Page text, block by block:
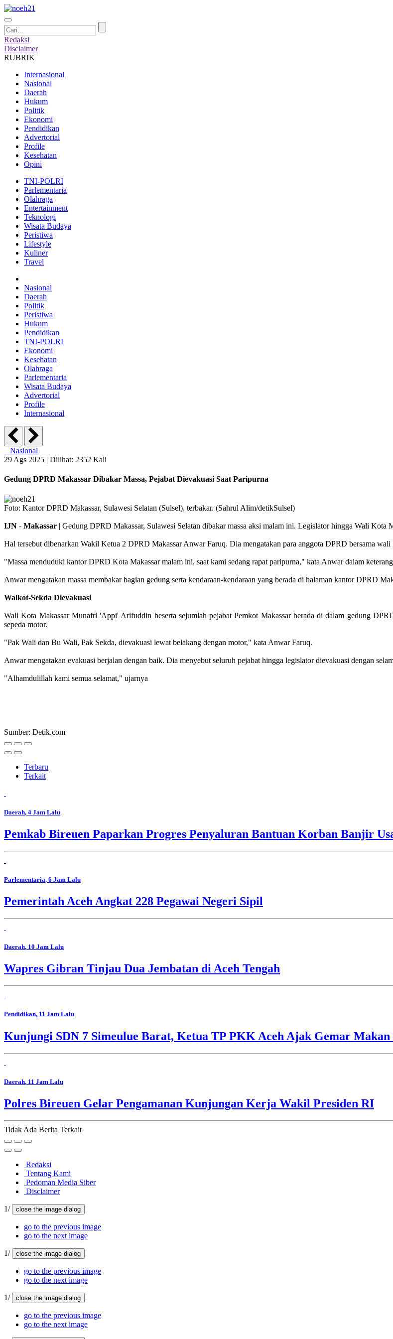
Redaksi
Disclaimer
RUBRIK
Internasional
Nasional
Daerah
Hukum
Politik
Ekonomi
Pendidikan
Advertorial
Profile
Kesehatan
Opini
TNI-POLRI
Parlementaria
Olahraga
Entertainment
Teknologi
Wisata Budaya
Peristiwa
Lifestyle
Kuliner
Travel
Nasional
Daerah
Politik
Peristiwa
Hukum
Pendidikan
TNI-POLRI
Ekonomi
Kesehatan
Olahraga
Parlementaria
Wisata Budaya
Advertorial
Profile
Internasional
Nasional
29 Ags 2025 | Dilihat: 2352 Kali
Gedung DPRD Makassar Dibakar Massa, Pejabat Dievakuasi Saat Paripurna
Foto: Kantor DPRD Makassar, Sulawesi Selatan (Sulsel), terbakar. (Sahrul Alim/detikSulsel)
IJN - Makassar | Gedung DPRD Makassar, Sulawesi Selatan dibakar massa aksi malam ini. Legislator hingga Wali
Hal tersebut dibenarkan Wakil Ketua 2 DPRD Makassar Anwar Faruq. Dia mengatakan para anggota DPRD bersama
"Massa menduduki kantor DPRD Kota Makassar malam ini, saat kami sedang rapat paripurna," kata Anwar dalam
Anwar mengatakan massa membakar bagian gedung serta kendaraan-kendaraan yang berada di halaman kantor DPRD
Walkot-Sekda Dievakuasi
Wali Kota Makassar Munafri 'Appi' Arifuddin beserta sejumlah pejabat Pemkot Makassar berada di dalam gedung
sepeda motor.
"Pak Wali dan Bu Wali, Pak Sekda, dievakuasi lewat belakang dengan motor," kata Anwar Faruq.
Anwar mengatakan evakuasi berjalan dengan baik. Dia menyebut seluruh pejabat hingga legislator dievakuasi dengan
"Alhamdulillah kami semua selamat," ujarnya
Sumber: Detik.com
Terbaru
Terkait
Daerah, 4 Jam Lalu
Pemkab Bireuen Paparkan Progres Penyaluran Bantuan Korban Banjir
Parlementaria, 6 Jam Lalu
Pemerintah Aceh Angkat 228 Pegawai Negeri Sipil
Daerah, 10 Jam Lalu
Wapres Gibran Tinjau Dua Jembatan di Aceh Tengah
Pendidikan, 11 Jam Lalu
Kunjungi SDN 7 Simeulue Barat, Ketua TP PKK Aceh Ajak Gemar Makan
Daerah, 11 Jam Lalu
Polres Bireuen Gelar Pengamanan Kunjungan Kerja Wakil Presiden RI
Tidak Ada Berita Terkait
Redaksi
Tentang Kami
Pedoman Media Siber
Disclaimer
1/ close the image dialog
go to the previous image
go to the next image
1/ close the image dialog
go to the previous image
go to the next image
1/ close the image dialog
go to the previous image
go to the next image